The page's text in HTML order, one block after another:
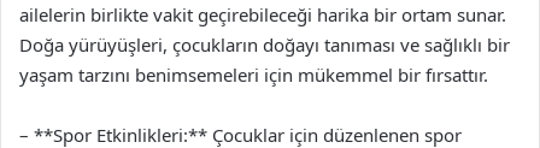
ailelerin birlikte vakit geçirebileceği harika bir ortam sunar.
Doğa yürüyüşleri, çocukların doğayı tanıması ve sağlıklı bir
yaşam tarzını benimsemeleri için mükemmel bir fırsattır.
– **Spor Etkinlikleri:** Çocuklar için düzenlenen spor